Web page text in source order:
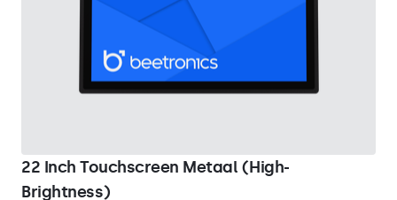
22 Inch Touchscreen Metaal (High-
Brightness)